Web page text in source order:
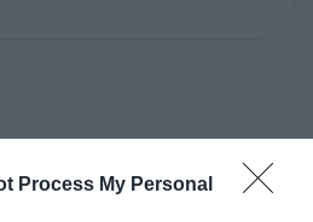
Process My Personal